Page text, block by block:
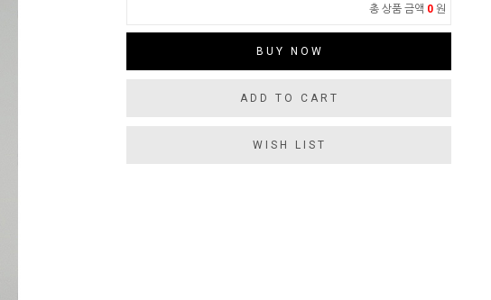
총 상품 금액 0 원
BUY NOW
ADD TO CART
WISH LIST